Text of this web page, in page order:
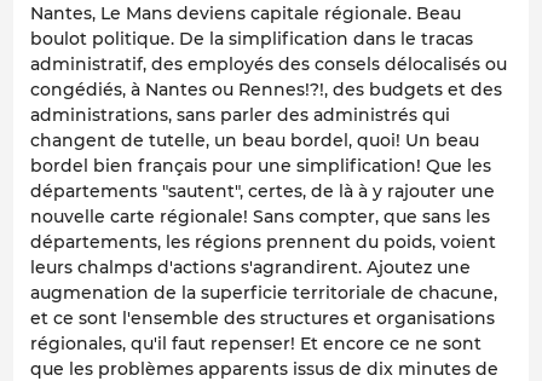
Nantes, Le Mans deviens capitale régionale. Beau
boulot politique. De la simplification dans le tracas
administratif, des employés des consels délocalisés ou
congédiés, à Nantes ou Rennes!?!, des budgets et des
administrations, sans parler des administrés qui
changent de tutelle, un beau bordel, quoi! Un beau
bordel bien français pour une simplification! Que les
départements "sautent", certes, de là à y rajouter une
nouvelle carte régionale! Sans compter, que sans les
départements, les régions prennent du poids, voient
leurs chalmps d'actions s'agrandirent. Ajoutez une
augmenation de la superficie territoriale de chacune,
et ce sont l'ensemble des structures et organisations
régionales, qu'il faut repenser! Et encore ce ne sont
que les problèmes apparents issus de dix minutes de